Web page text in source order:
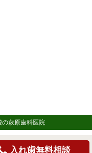
の萩原歯科医院
入れ歯無料相談